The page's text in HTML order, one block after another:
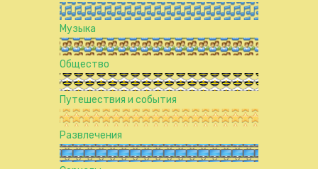
Музыка
Общество
Путешествия и события
Развлечения